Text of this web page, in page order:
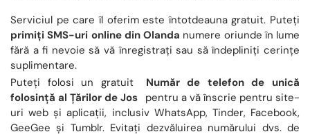
Serviciul pe care îl oferim este întotdeauna gratuit. Puteți
primiți SMS-uri online din Olanda numere oriunde în lume
fără a fi nevoie să vă înregistrați sau să îndepliniți cerințe
suplimentare.
Puteți folosi un gratuit
Număr de telefon de unică
folosință al Țărilor de Jos pentru a vă înscrie pentru site-
uri web și aplicații, inclusiv WhatsApp, Tinder, Facebook,
GeeGee și Tumblr. Evitați dezvăluirea numărului dvs. de